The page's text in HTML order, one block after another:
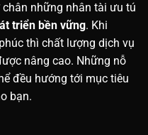
những nhân tài ưu tú
triển bền vững. Khi
thì chất lượng dịch vụ
nâng cao. Những nỗ
đều hướng tới mục tiêu
bạn.